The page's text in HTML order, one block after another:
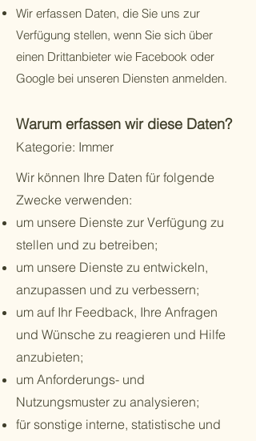
Wir erfassen Daten, die Sie uns zur
Verfügung stellen, wenn Sie sich über
einen Drittanbieter wie Facebook oder
Google bei unseren Diensten anmelden.
Warum erfassen wir diese Daten?
Kategorie: Immer
Wir können Ihre Daten für folgende
Zwecke verwenden:
um unsere Dienste zur Verfügung zu
stellen und zu betreiben;
um unsere Dienste zu entwickeln,
anzupassen und zu verbessern;
um auf Ihr Feedback, Ihre Anfragen
und Wünsche zu reagieren und Hilfe
anzubieten;
um Anforderungs- und
Nutzungsmuster zu analysieren;
für sonstige interne, statistische und